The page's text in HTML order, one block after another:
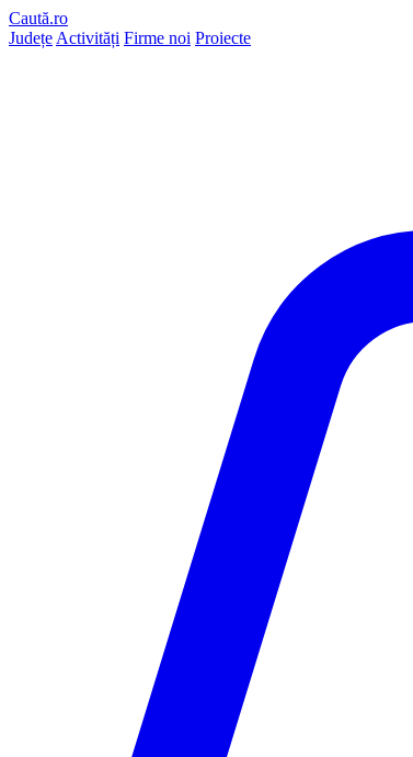
Caută.ro
Județe Activități Firme noi Proiecte